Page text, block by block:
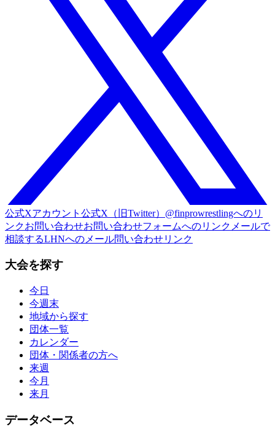
公式Xアカウント 公式X（旧Twitter）@finprowrestlingへのリ
ンクお問い合わせお問い合わせフォームへのリンク メールで
相談するLHNへのメール問い合わせリンク
大会を探す
今日
今週末
地域から探す
団体一覧
カレンダー
団体・関係者の方へ
来週
今月
来月
データベース